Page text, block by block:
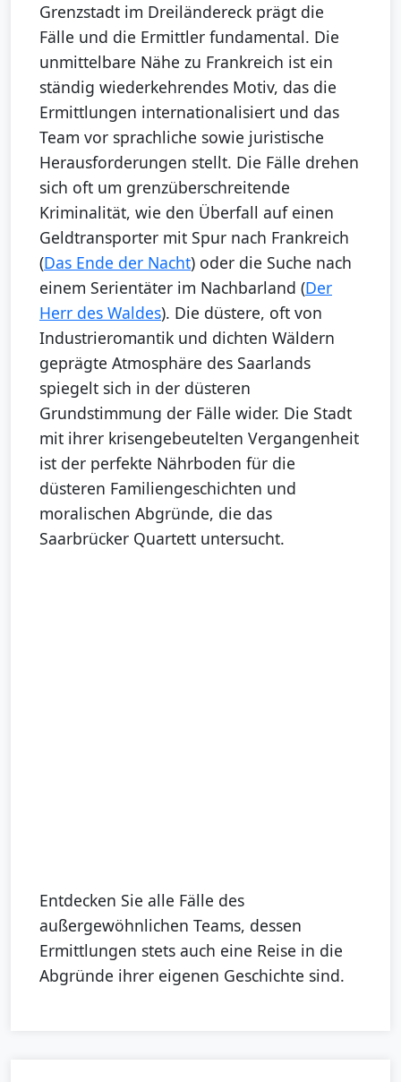
Grenzstadt im Dreiländereck prägt die
Fälle und die Ermittler fundamental. Die
unmittelbare Nähe zu Frankreich ist ein
ständig wiederkehrendes Motiv, das die
Ermittlungen internationalisiert und das
Team vor sprachliche sowie juristische
Herausforderungen stellt. Die Fälle drehen
sich oft um grenzüberschreitende
Kriminalität, wie den Überfall auf einen
Geldtransporter mit Spur nach Frankreich
(Das Ende der Nacht) oder die Suche nach
einem Serientäter im Nachbarland (Der
Herr des Waldes). Die düstere, oft von
Industrieromantik und dichten Wäldern
geprägte Atmosphäre des Saarlands
spiegelt sich in der düsteren
Grundstimmung der Fälle wider. Die Stadt
mit ihrer krisengebeutelten Vergangenheit
ist der perfekte Nährboden für die
düsteren Familiengeschichten und
moralischen Abgründe, die das
Saarbrücker Quartett untersucht.
Entdecken Sie alle Fälle des
außergewöhnlichen Teams, dessen
Ermittlungen stets auch eine Reise in die
Abgründe ihrer eigenen Geschichte sind.